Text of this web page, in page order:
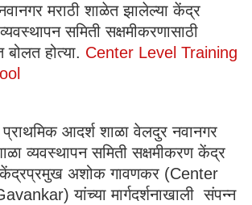
मराठी शाळेत झालेल्या केंद्र
समिती सक्षमीकरणासाठी
बोलत होत्या. Center Level Training
प्राथमिक आदर्श शाळा वेलदुर नवानगर
व्यवस्थापन समिती सक्षमीकरण केंद्र
केंद्रप्रमुख अशोक गावणकर (Center
यांच्या मार्गदर्शनाखाली संपन्न